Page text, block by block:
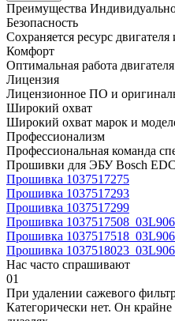
Преимущества
Безопасность
Сохраняется ресурс
Комфорт
Оптимальная работа
Лицензия
Лицензионное ПО и
Широкий охват
Широкий охват марок и
Профессионализм
Профессиональная команда
Прошивки для ЭБУ Bosch
Прошивка 1037517275
Прошивка 1037517293
Прошивка 1037517299
Прошивка
Прошивка
Прошивка
Нас часто спрашивают
01
При удалении сажевого
Категорически нет. Он крайне